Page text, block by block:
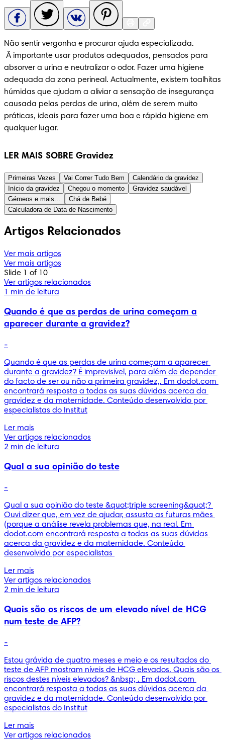
Não sentir vergonha e procurar ajuda especializada.
absorver a urina e neutralizar o odor. Fazer uma higiene
adequada da zona perineal. Actualmente, existem toalhitas
húmidas que ajudam a aliviar a sensação de insegurança
causada pelas perdas de urina, além de serem muito
práticas, ideais para fazer uma boa e rápida higiene em
qualquer lugar.
LER MAIS SOBRE Gravidez
Primeiras Vezes Vai Correr Tudo Bem
Calendário da gravidez
Início da gravidez
Chegou o momento
Gravidez saudável
Gémeos e mais…
Chá de Bebé
Calculadora de Data de Nascimento
Artigos Relacionados
Ver mais artigos
Ver mais artigos
Slide 1 of 10
Ver artigos relacionados
1 min de leitura
Quando é que as perdas de urina começam a
aparecer durante a gravidez?
-
Quando é que as perdas de urina começam a aparecer
durante a gravidez? É imprevisível, para além de depender
do facto de ser ou não a primeira gravidez,. Em dodot.com
encontrará resposta a todas as suas dúvidas acerca da
gravidez e da maternidade. Conteúdo desenvolvido por
especialistas do Institut
Ler mais
Ver artigos relacionados
2 min de leitura
Qual a sua opinião do teste
-
Qual a sua opinião do teste &quot;triple screening&quot;?
Ouvi dizer que, em vez de ajudar, assusta as futuras mães
(porque a análise revela problemas que, na real. Em
dodot.com encontrará resposta a todas as suas dúvidas
acerca da gravidez e da maternidade. Conteúdo
desenvolvido por especialistas
Ler mais
Ver artigos relacionados
2 min de leitura
Quais são os riscos de um elevado nível de HCG
num teste de AFP?
-
Estou grávida de quatro meses e meio e os resultados do
teste de AFP mostram níveis de HCG elevados. Quais são os
riscos destes níveis elevados? &nbsp; . Em dodot.com
encontrará resposta a todas as suas dúvidas acerca da
gravidez e da maternidade. Conteúdo desenvolvido por
especialistas do Institut
Ler mais
Ver artigos relacionados